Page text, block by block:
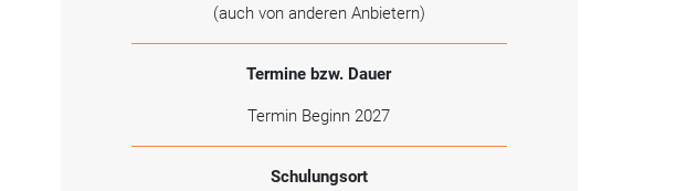
(auch von anderen Anbietern)
Termine bzw. Dauer
Termin Beginn 2027
Schulungsort